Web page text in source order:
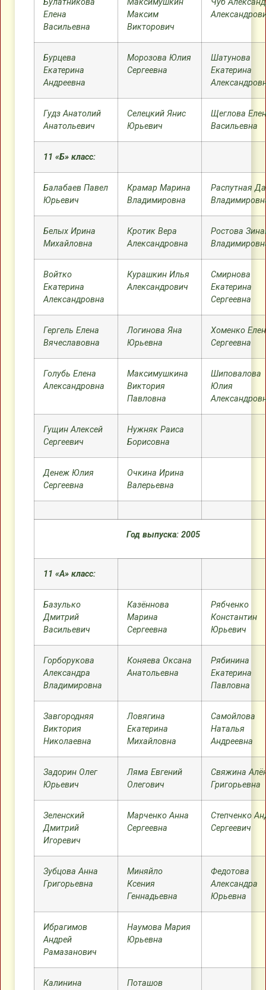
Булатникова
Елена
Васильевна
Максимушкин
Максим
Викторович
Чуб
Бурцева
Екатерина
Андреевна
Морозова Юлия
Сергеевна
Шатунова
Екатерина
Гудз Анатолий
Анатольевич
Селецкий Янис
Юрьевич
Щеглова
Васильевна
11 «Б» класс:
Балабаев Павел
Юрьевич
Крамар Марина
Владимировна
Распутная
Белых Ирина
Михайловна
Кротик Вера
Александровна
Ростова
Войтко
Екатерина
Александровна
Курашкин Илья
Александрович
Смирнова
Екатерина
Сергеевна
Гергель Елена
Вячеславовна
Логинова Яна
Юрьевна
Хоменко
Сергеевна
Голубь Елена
Александровна
Максимушкина
Виктория
Павловна
Шиповалова
Юлия
Гущин Алексей
Сергеевич
Нужняк Раиса
Борисовна
Денеж Юлия
Сергеевна
Очкина Ирина
Валерьевна
Год выпуска: 2005
11 «А» класс:
Базулько
Дмитрий
Васильевич
Казённова
Марина
Сергеевна
Рябченко
Константин
Юрьевич
Горборукова
Александра
Владимировна
Коняева Оксана
Анатольевна
Рябинина
Екатерина
Павловна
Завгородняя
Виктория
Николаевна
Ловягина
Екатерина
Михайловна
Самойлова
Наталья
Андреевна
Задорин Олег
Юрьевич
Ляма Евгений
Олегович
Свяжина
Григорьевна
Зеленский
Дмитрий
Игоревич
Марченко Анна
Сергеевна
Степченко
Сергеевич
Зубцова Анна
Григорьевна
Миняйло
Ксения
Геннадьевна
Федотова
Александра
Юрьевна
Ибрагимов
Андрей
Рамазанович
Наумова Мария
Юрьевна
Калинина
Поташов